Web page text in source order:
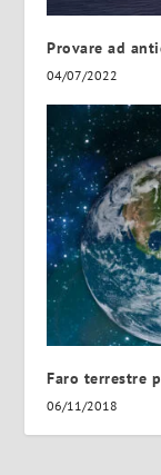
Provare ad
04/07/2022
Faro terrestre
06/11/2018